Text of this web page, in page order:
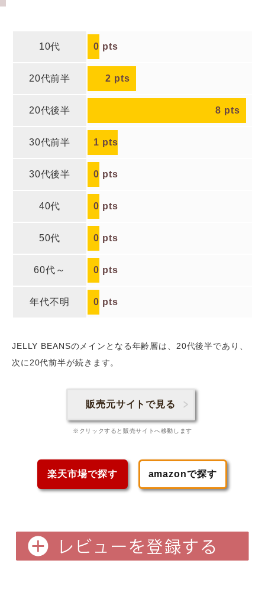
10代 0 pts
20代前半 2 pts
20代後半 8 pts
30代前半 1 pts
30代後半 0 pts
40代 0 pts
50代 0 pts
60代～ 0 pts
年代不明 0 pts
JELLY BEANSのメインとなる年齢層は、20代後半であり、
次に20代前半が続きます。
販売元サイトで見る
※クリックすると販売サイトへ移動します
楽天市場で探す amazonで探す